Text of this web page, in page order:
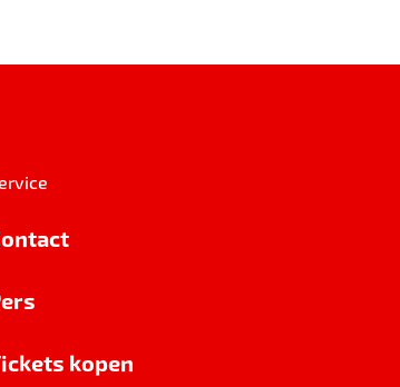
kopen